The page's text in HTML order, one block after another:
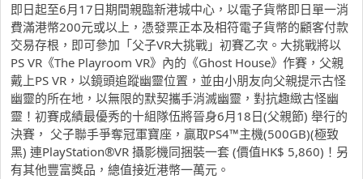
即日起至6月17日期間親臨新港城中心，以電子貨幣即日單一消
費滿港幣200元或以上，憑發票正本及相符電子貨幣的顧客付款
交易存根，即可參加「父子VR大挑戰」初賽乙次。大挑戰將以
PS VR《The Playroom VR》內的《Ghost House》作賽，父親
戴上PS VR，以鏡頭追蹤幽靈位置，並由小朋友向父親提示古怪
幽靈的所在地，以無限的默契攜手消滅幽靈，對抗趣緻古怪幽
靈！初賽成績最優秀的十組隊伍將晉身6月18日(父親節) 舉行的
決賽， 父子聯手爭奪冠軍寶座，贏取PS4™主機(500GB)(極致
黑) 連PlayStation®VR 攝影機同捆裝一套 (價值HK$ 5,860)！另
有其他豐富獎品，總值接近港幣一萬元。